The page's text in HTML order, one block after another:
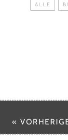
ALLE
«